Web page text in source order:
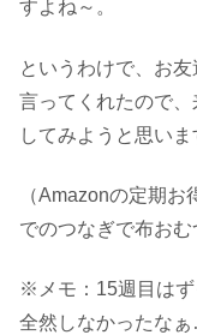
すよね～。
というわけで、お
言ってくれたので
してみようと思い
（Amazonの定期
でのつなぎで布おむ
※メモ：15週目は
全然しなかったな